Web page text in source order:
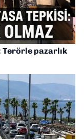
Terörle pazarlık